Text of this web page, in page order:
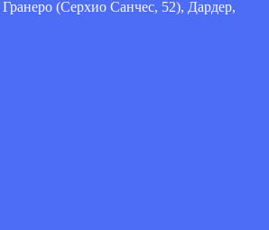
(Серхио Санчес, 52), Дардер,